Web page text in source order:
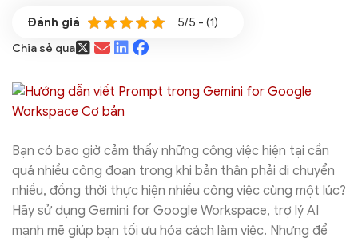
5/5 - (1)
Chia sẻ qua
Bạn có bao giờ cảm thấy những công việc hiện tại cần
quá nhiều công đoạn trong khi bản thân phải di chuyển
nhiều, đồng thời thực hiện nhiều công việc cùng một lúc?
Hãy sử dụng Gemini for Google Workspace, trợ lý AI
mạnh mẽ giúp bạn tối ưu hóa cách làm việc. Nhưng để